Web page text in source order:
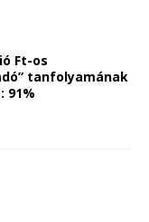
Ft-os
tanfolyamának
91%